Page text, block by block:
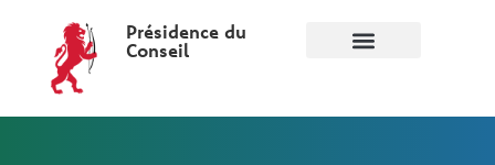
Présidence du
Conseil